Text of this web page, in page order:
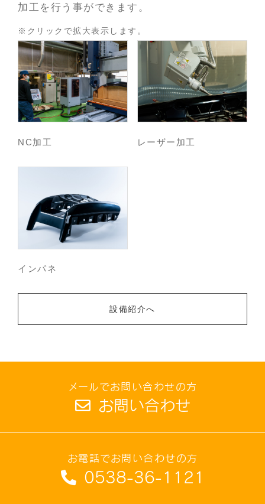
加工を行う事ができます。
※クリックで拡大表示します。
NC加工 レーザー加工
インパネ
設備紹介へ
メールでお問い合わせの方
お問い合わせ
お電話でお問い合わせの方
0538-36-1121